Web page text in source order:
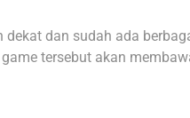
dekat dan sudah ada
tersebut akan